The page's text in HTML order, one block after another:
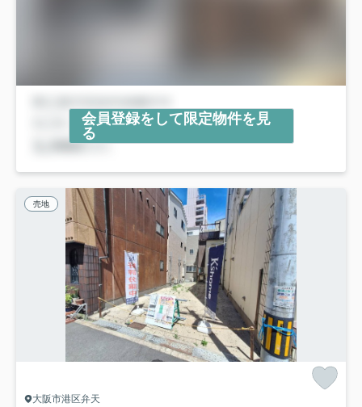
会員登録をして限定物件を見
る
売地
大阪市港区弁天